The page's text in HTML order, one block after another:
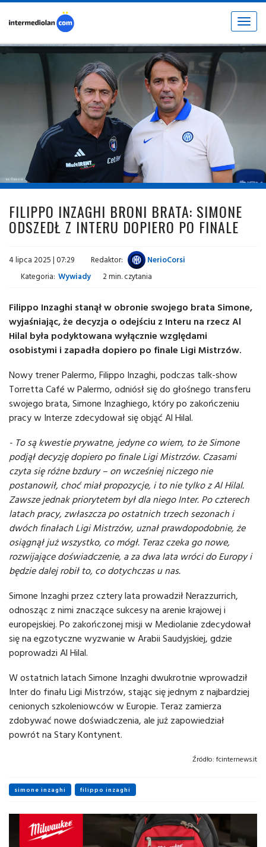
Toggle
fot. © inter.it
FILIPPO INZAGHI BRONI BRATA: SIMONE
ODSZEDŁ Z INTERU DOPIERO PO FINALE
4 lipca 2025 | 07:29 Redaktor:
NerioCorsi
Kategoria: Wywiady 2 min. czytania
Filippo Inzaghi stanął w obronie swojego brata Simone,
wyjaśniając, że decyzja o odejściu z Interu na rzecz Al
Hilal była podyktowana wyłącznie względami
osobistymi i zapadła dopiero po finale Ligi Mistrzów.
Nowy trener Palermo, Filippo Inzaghi, podczas talk-show
Torretta Café w Palermo, odniósł się do głośnego transferu
swojego brata, Simone Inzaghiego, który po zakończeniu
pracy w Interze zdecydował się objąć Al Hilal.
- To są kwestie prywatne, jedyne co wiem, to że Simone
podjął decyzję dopiero po finale Ligi Mistrzów. Czasami
czyta się różne bzdury – on wcześniej niczego nie
postanowił, choć miał propozycje, i to nie tylko z Al Hilal.
Zawsze jednak priorytetem był dla niego Inter. Po czterech
latach pracy, zwłaszcza po ostatnich trzech sezonach i
dwóch finałach Ligi Mistrzów, uznał prawdopodobnie, że
osiągnął już wszystko, co mógł. Teraz czeka go nowe,
rozwijające doświadczenie, a za dwa lata wróci do Europy i
będzie dalej robił to, co dotychczas u nas.
Simone Inzaghi przez cztery lata prowadził Nerazzurrich,
odnosząc z nimi znaczące sukcesy na arenie krajowej i
europejskiej. Po zakończonej misji w Mediolanie zdecydował
się na egzotyczne wyzwanie w Arabii Saudyjskiej, gdzie
poprowadzi Al Hilal.
W ostatnich latach Simone Inzaghi dwukrotnie wprowadził
Inter do finału Ligi Mistrzów, stając się jednym z najbardziej
cenionych szkoleniowców w Europie. Teraz zamierza
zdobywać nowe doświadczenia, ale już zapowiedział
powrót na Stary Kontynent.
Źródło: fcinternews.it
simone inzaghi filippo inzaghi